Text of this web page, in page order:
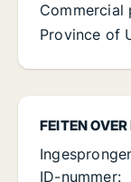
FEITEN
ID-nummer:
Commercial
Province of